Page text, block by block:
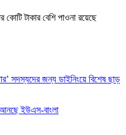
কোটি টাকার বেশি পাওনা রয়েছে
সদস্যদের জন্য ডাইনিংয়ে বিশেষ ছাড়
আনছে ইউএস-বাংলা